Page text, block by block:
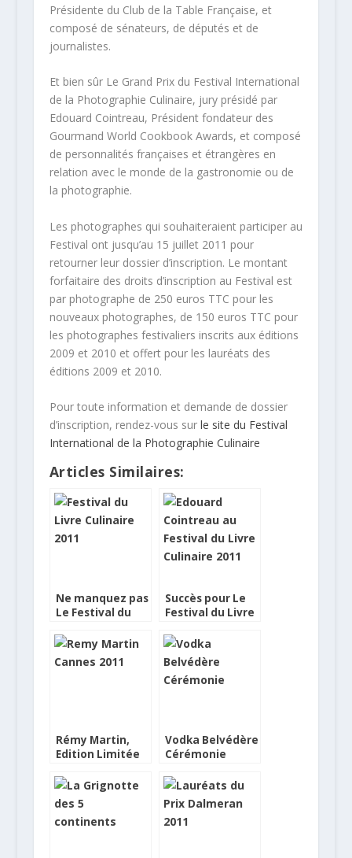
Présidente du Club de la Table Française, et
composé de sénateurs, de députés et de
journalistes.
Et bien sûr Le Grand Prix du Festival International
de la Photographie Culinaire, jury présidé par
Edouard Cointreau, Président fondateur des
Gourmand World Cookbook Awards, et composé
de personnalités françaises et étrangères en
relation avec le monde de la gastronomie ou de
la photographie.
Les photographes qui souhaiteraient participer au
Festival ont jusqu’au 15 juillet 2011 pour
retourner leur dossier d’inscription. Le montant
forfaitaire des droits d’inscription au Festival est
par photographe de 250 euros TTC pour les
nouveaux photographes, de 150 euros TTC pour
les photographes festivaliers inscrits aux éditions
2009 et 2010 et offert pour les lauréats des
éditions 2009 et 2010.
Pour toute information et demande de dossier
d’inscription, rendez-vous sur le site du Festival
International de la Photographie Culinaire
Articles Similaires:
Ne manquez pas
Le Festival du
Succès pour Le
Festival du Livre
Rémy Martin,
Edition Limitée
Cannes 2011
Vodka Belvédère
Cérémonie